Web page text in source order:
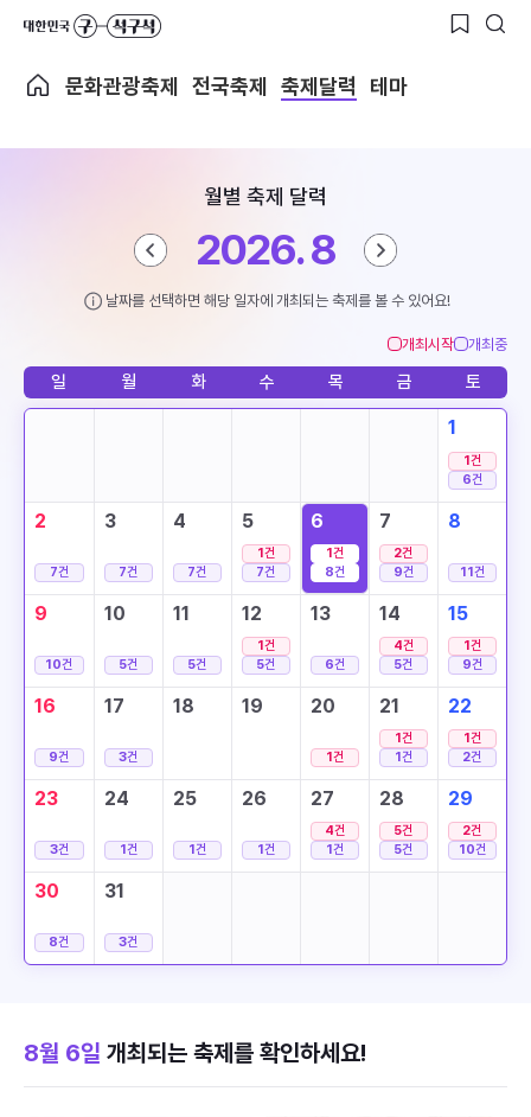
문화관광축제 전국축제 축제달력 테마
월별 축제 달력
2026. 8
날짜를 선택하면 해당 일자에 개최되는 축제를 볼 수 있어요!
개최시작 개최중
일 월 화 수 목 금 토
1
1건
6건
2
7건
3
7건
4
7건
5
1건
7건
6
1건
8건
7
2건
9건
8
11건
9
10건
10
5건
11
5건
12
1건
5건
13
6건
14
4건
5건
15
1건
9건
16
9건
17
3건
18 19 20
1건
21
1건
1건
22
1건
2건
23
3건
24
1건
25
1건
26
1건
27
4건
1건
28
5건
5건
29
2건
10건
30
8건
31
3건
8월 6일 개최되는 축제를 확인하세요!